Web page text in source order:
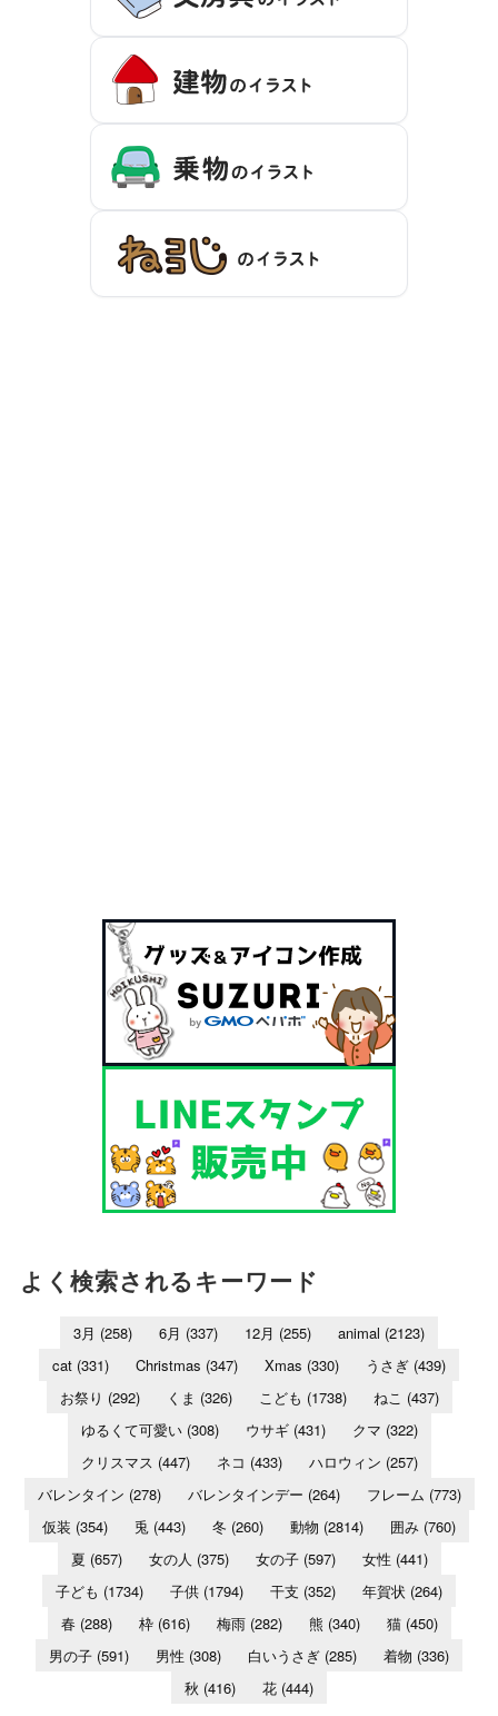
よく検索されるキーワード
3月 (258) 6月 (337) 12月 (255) animal (2123)
cat (331) Christmas (347) Xmas (330) うさぎ (439)
お祭り (292) くま (326) こども (1738) ねこ (437)
ゆるくて可愛い(308) ウサギ(431) クマ (322)
クリスマス (447) ネコ (433) ハロウィン (257)
バレンタイン (278) バレンタインデー (264) フレーム (773)
仮装 (354) 兎 (443) 冬 (260) 動物 (2814) 囲み (760)
夏 (657) 女の人 (375) 女の子(597) 女性 (441)
子ども (1734) 子供 (1794) 干支 (352) 年賀状 (264)
春(288) 枠(616) 梅雨(282) 熊 (340) 猫(450)
男の子 (591) 男性 (308) 白いうさぎ (285) 着物 (336)
秋 (416) 花 (444)